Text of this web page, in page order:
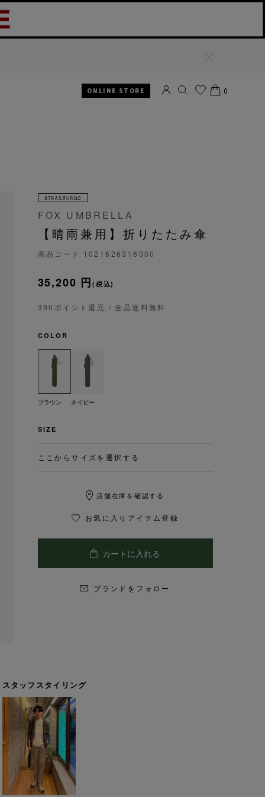
る
ONLINE STORE 0
STRASBURGO
FOX UMBRELLA
【晴雨兼用】折りたたみ傘
商品コード 1021626316000
35,200 円 (税込)
390ポイント還元 / 全品送料無料
COLOR
ブラウン ネイビー
SIZE
ここからサイズを選択する
店舗在庫を確認する
お気に入りアイテム登録
ブランドをフォロー
スタッフスタイリング